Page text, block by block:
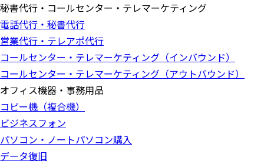
秘書代行・コールセンター・テレマーケティング
電話代行・秘書代行
営業代行・テレアポ代行
コールセンター・テレマーケティング（インバウンド）
コールセンター・テレマーケティング（アウトバウンド）
オフィス機器・事務用品
コピー機（複合機）
ビジネスフォン
パソコン・ノートパソコン購入
データ復旧